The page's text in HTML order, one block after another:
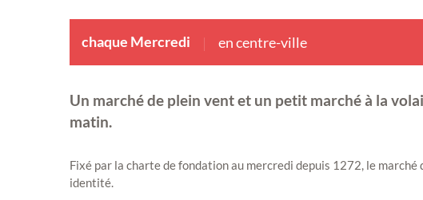
chaque Mercredi en centre-ville
Un marché de plein vent et un petit marché à la
matin.
Fixé par la charte de fondation au mercredi depuis 1272, le
identité.